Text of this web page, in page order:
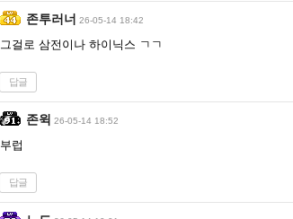
존투러너 26-05-14 18:42
그걸로 삼전이나 하이닉스 ㄱㄱ
답글
존윅 26-05-14 18:52
부럽
답글